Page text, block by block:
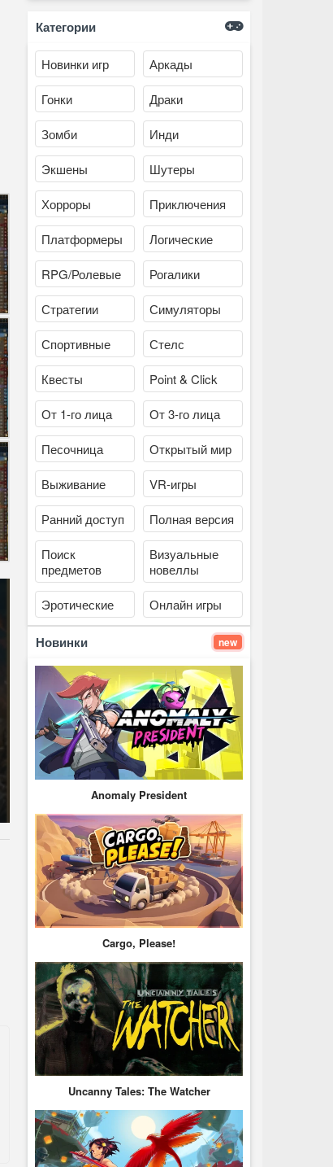
Категории
Новинки игр Аркады
Гонки Драки
Зомби Инди
Экшены Шутеры
Хорроры Приключения
Платформеры Логические
RPG/Ролевые Рогалики
Стратегии Симуляторы
Спортивные Стелс
Квесты Point & Click
От 1-го лица От 3-го лица
Песочница Открытый мир
Выживание VR-игры
Ранний доступ Полная версия
Поиск
предметов
Визуальные
новеллы
Эротические Онлайн игры
Новинки new
Anomaly President
Cargo, Please!
Uncanny Tales: The Watcher